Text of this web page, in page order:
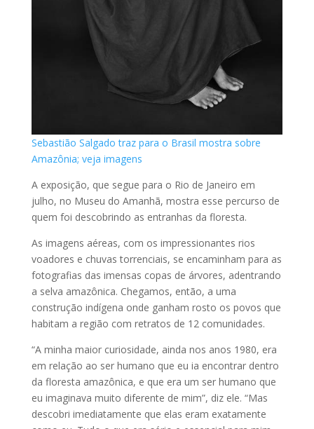
Sebastião Salgado traz para o Brasil mostra sobre
Amazônia; veja imagens
A exposição, que segue para o Rio de Janeiro em
julho, no Museu do Amanhã, mostra esse percurso de
quem foi descobrindo as entranhas da floresta.
As imagens aéreas, com os impressionantes rios
voadores e chuvas torrenciais, se encaminham para as
fotografias das imensas copas de árvores, adentrando
a selva amazônica. Chegamos, então, a uma
construção indígena onde ganham rosto os povos que
habitam a região com retratos de 12 comunidades.
“A minha maior curiosidade, ainda nos anos 1980, era
em relação ao ser humano que eu ia encontrar dentro
da floresta amazônica, e que era um ser humano que
eu imaginava muito diferente de mim”, diz ele. “Mas
descobri imediatamente que elas eram exatamente